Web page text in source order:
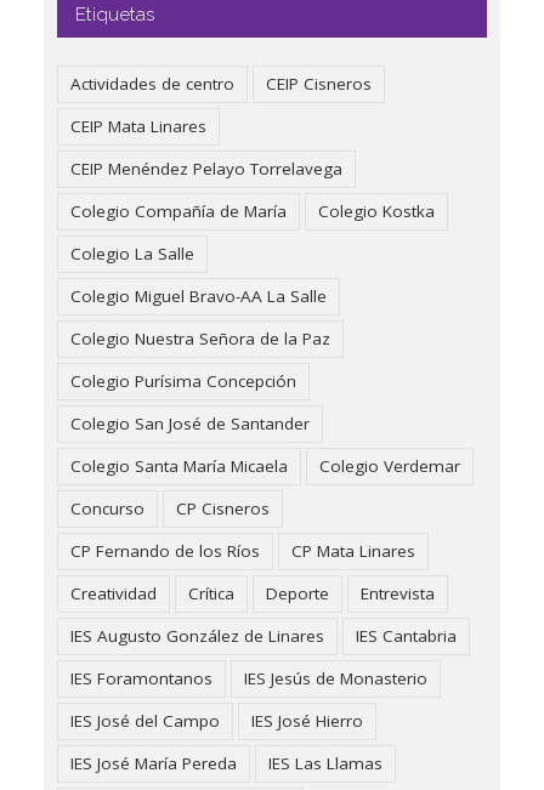
Etiquetas
Actividades de centro
CEIP Cisneros
CEIP Mata Linares
CEIP Menéndez Pelayo Torrelavega
Colegio Compañía de María
Colegio Kostka
Colegio La Salle
Colegio Miguel Bravo-AA La Salle
Colegio Nuestra Señora de la Paz
Colegio Purísima Concepción
Colegio San José de Santander
Colegio Santa María Micaela
Colegio Verdemar
Concurso
CP Cisneros
CP Fernando de los Ríos
CP Mata Linares
Creatividad
Crítica Deporte
Entrevista
IES Augusto González de Linares
IES Cantabria
IES Foramontanos
IES Jesús de Monasterio
IES José del Campo
IES José Hierro
IES José María Pereda
IES Las Llamas